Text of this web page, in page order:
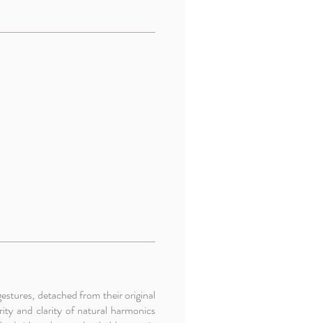
detached from their original
and clarity of natural harmonics